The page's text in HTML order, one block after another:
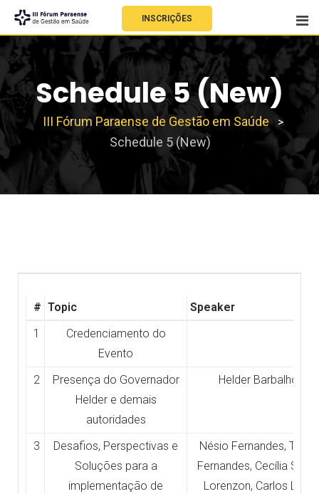
INSCRIÇÕES
Schedule 5 (New)
III Fórum Paraense de Gestão em Saúde >
Schedule 5 (New)
# Topic
Speaker
1
Credenciamento do
Evento
2
Presença do Governador
Helder e demais
autoridades
Helder Barbalho
3
Desafios, Perspectivas e
Soluções para a
implementação de
Nésio Fernandes, Tiago
Fernandes, Cecília Smith
Lorenzon, Carlos Lula,